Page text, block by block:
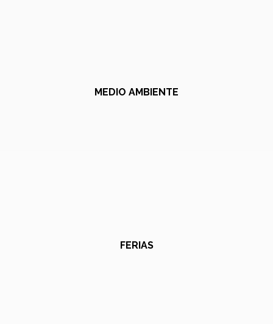
MEDIO AMBIENTE
FERIAS